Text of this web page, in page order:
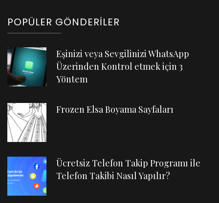
POPÜLER GÖNDERILER
Eşinizi veya Sevgilinizi WhatsApp
Üzerinden Kontrol etmek için 3
Yöntem
Frozen Elsa Boyama Sayfaları
Ücretsiz Telefon Takip Programı ile
Telefon Takibi Nasıl Yapılır?